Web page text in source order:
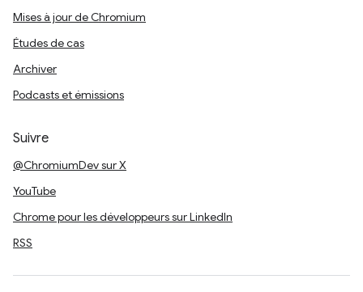
Mises à jour de Chromium
Études de cas
Archiver
Podcasts et émissions
Suivre
@ChromiumDev sur X
YouTube
Chrome pour les développeurs sur LinkedIn
RSS